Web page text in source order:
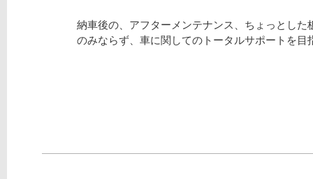
納車後の、アフターメンテナンス、ちょっとした
のみならず、車に関してのトータルサポートを目